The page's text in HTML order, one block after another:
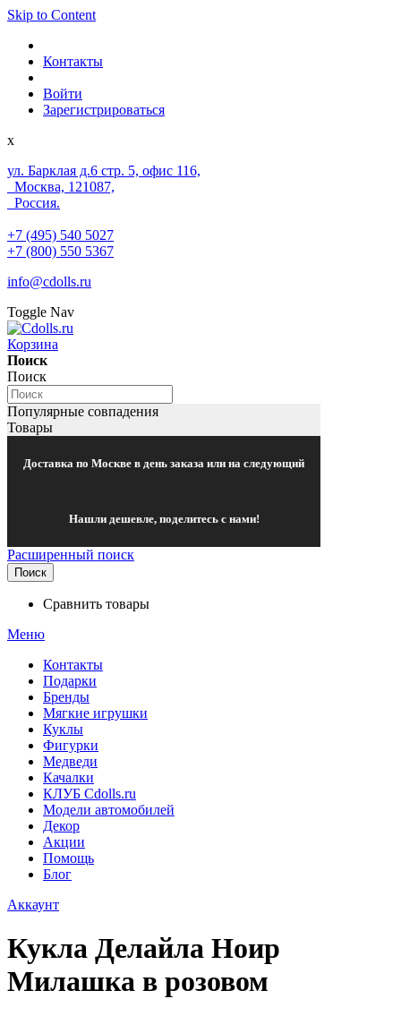
Skip to Content
Контакты
Войти
Зарегистрироваться
x
ул. Барклая д.6 стр. 5, офис 116,
Москва, 121087,
Россия.
+7 (495) 540 5027
+7 (800) 550 5367
info@cdolls.ru
Toggle Nav
Корзина
Поиск
Поиск
Популярные совпадения
Товары
Доставка по Москве в день заказа или на следующий
Нашли дешевле, поделитесь с нами!
Расширенный поиск
Поиск
Сравнить товары
Меню
Контакты
Подарки
Бренды
Мягкие игрушки
Куклы
Фигурки
Медведи
Качалки
КЛУБ Cdolls.ru
Модели автомобилей
Декор
Акции
Помощь
Блог
Аккаунт
Кукла Делайла Ноир
Милашка в розовом